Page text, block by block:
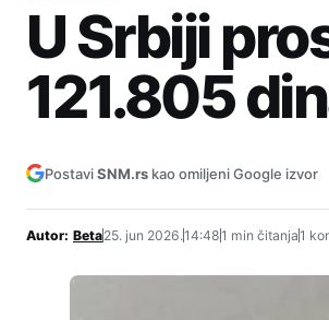
U Srbiji
121.805
PostaviSNM.rs kao omiljeni Google izvor
Autor: Beta25. jun 2026.14:481 min čitanja1